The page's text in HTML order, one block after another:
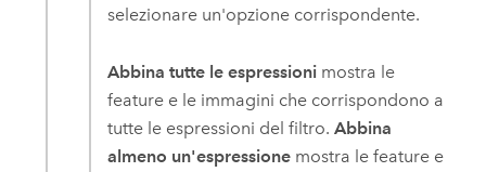
selezionare un'opzione corrispondente.
Abbina tutte le espressioni mostra le
feature e le immagini che corrispondono a
tutte le espressioni del filtro.Abbina
almeno un'espressione mostra le feature e